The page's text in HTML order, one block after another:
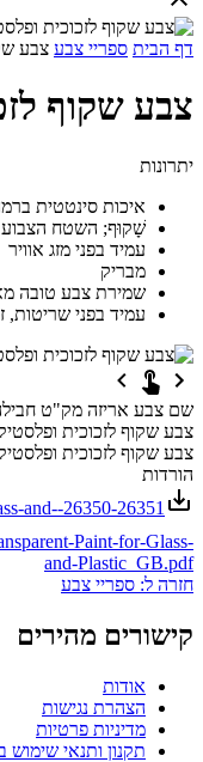
דף הבית ספריי צבע צבע
צבע שקוף
יתרונות
איכות סינטטית
שָׁקוּף; השטח הצבוע
עמיד בפני מזג אוויר
מבריק
שמירת צבע טובה
עמיד בפני שריטות,
שם צבע אריזה מק"ט
צבע שקוף לזכוכית
צבע שקוף לזכוכית
הורדות
and-
Paint-for-Glass-
and-Plastic_GB.pdf
חזרה ל: ספריי צבע
קישורים מהירים
אודות
הצהרת נגישות
מדיניות פרטיות
תקנון ותנאי